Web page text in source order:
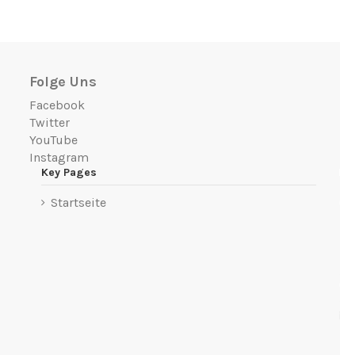
Folge Uns
Facebook
Twitter
YouTube
Instagram
Key Pages
Startseite